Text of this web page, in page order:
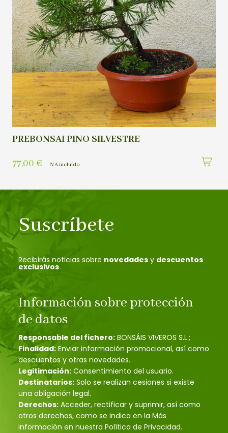
PREBONSAI PINO SILVESTRE
77,00 € IVA incluído
Suscríbete
Recibirás noticias sobre novedades y descuentos
exclusivos
Información sobre protección
de datos
Responsable del fichero: BONSÁIS VIVEROS S.L.;
Finalidad: Enviar información promocional, así como
descuentos y otras novedades.
Legitimación: Consentimiento del usuario.
Destinatarios: Solo se realizan cesiones si existe
una obligación legal.
Derechos: Acceder, rectificar y suprimir, así como
otros derechos, como se indica en la Más
información en nuestra Política de Privacidad.